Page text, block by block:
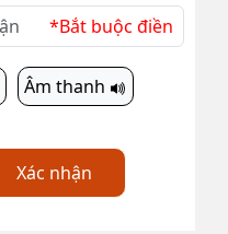
*Bắt buộc điền
Âm thanh
Xác nhận